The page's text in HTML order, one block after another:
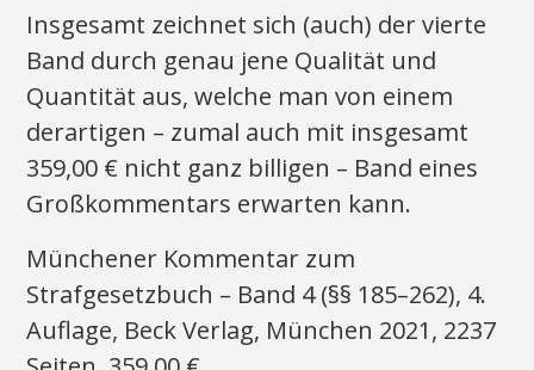
Insgesamt zeichnet sich (auch) der vierte
Band durch genau jene Qualität und
Quantität aus, welche man von einem
derartigen – zumal auch mit insgesamt
359,00 € nicht ganz billigen – Band eines
Großkommentars erwarten kann.
Münchener Kommentar zum
Strafgesetzbuch – Band 4 (§§ 185–262), 4.
Auflage, Beck Verlag, München 2021, 2237